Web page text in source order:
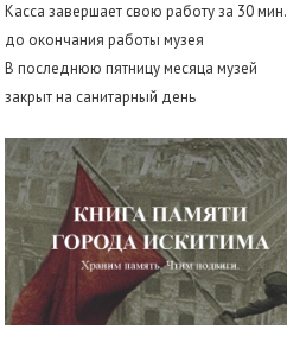
Касса завершает свою работу за 30 мин.
до окончания работы музея
В последнюю пятницу месяца музей
закрыт на санитарный день